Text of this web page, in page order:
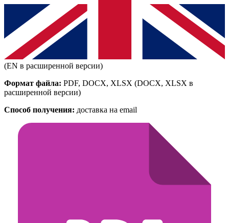
(EN в расширенной версии)
Формат файла: PDF, DOCX, XLSX (DOCX, XLSX в
расширенной версии)
Способ получения: доставка на email